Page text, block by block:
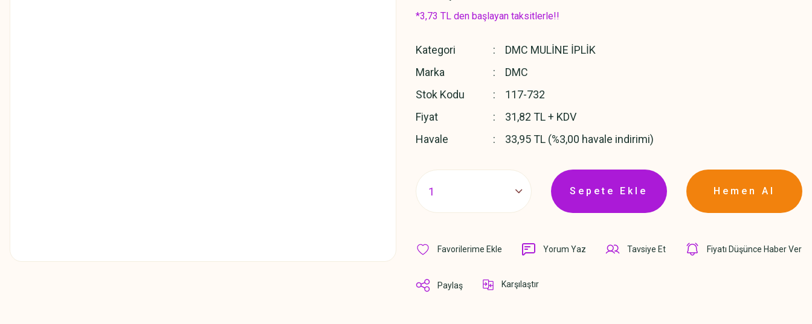
*3,73 TL den başlayan taksitlerle!!
Kategori
DMC MULİNE İPLİK
Marka
DMC
Stok Kodu
117-732
Fiyat
31,82 TL + KDV
Havale
33,95 TL (%3,00 havale indirimi)
Sepete Ekle Hemen Al
Yorum Yaz Tavsiye Et Fiyatı Düşünce Haber Ver
Paylaş Karşılaştır